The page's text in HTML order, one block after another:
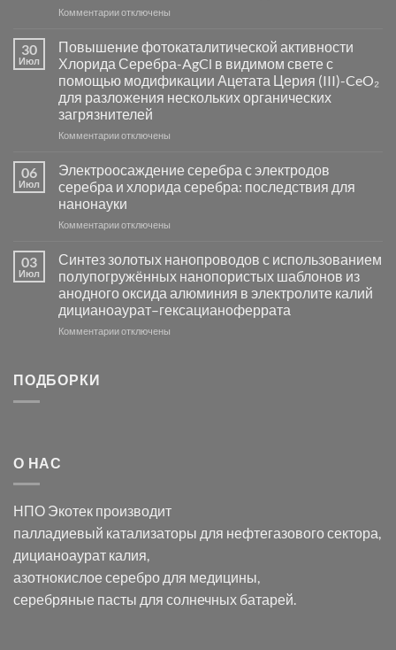
Комментариик
Пламенный
синтез
катализаторов
и
сенсоров
на
основе
группы
отключены
30
Июл
Повышение фотокаталитической активности
Хлорида Серебра-AgCl в видимом свете с
помощью модификации Ацетата Церия (III)-CeO₂
для разложения нескольких органических
загрязнителей
Комментариик
фотокаталитической
активности
Хлорида
Серебра-
в
видимом
свете
с
помощью
модификации
отключены
06
Июл
Электроосаждение серебра с электродов
серебра и хлорида серебра: последствия для
нанонауки
Комментариик
серебра
с
электродов
серебра
и
отключены
03
Июл
Синтез золотых нанопроводов с использованием
полупогружённых нанопористых шаблонов из
анодного оксида алюминия в электролите калий
дицианоаурат–гексацианоферрата
Комментариик
оксида
в
электролите
калий
дицианоаурат–
гексацианоферрата
отключены
ПОДБОРКИ
О НАС
НПО Экотек производит
палладиевый катализаторы для нефтегазового сектора,
дицианоаурат калия,
азотнокислое серебро для медицины,
серебряные пасты для солнечных батарей.